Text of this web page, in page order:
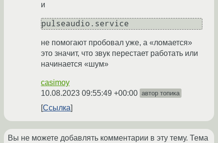
и
не помогают пробовал уже, а «ломается»
это значит, что звук перестает работать или
начинается «шум»
casimoy
10.08.2023 09:55:49 +00:00 автор топика
Ссылка
Вы не можете добавлять комментарии в эту тему. Тема